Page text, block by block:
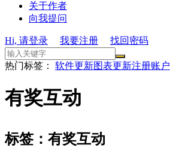
关于作者
向我提问
Hi, 请登录 我要注册 找回密码
热门标签： 软件更新图表更新注册账户
有奖互动
标签：有奖互动